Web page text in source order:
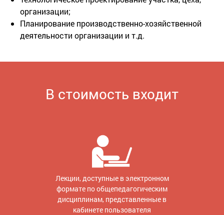
организации;
Планирование производственно-хозяйственной
деятельности организации и т.д.
В стоимость входит
Лекции, доступные в электронном
формате по общепедагогическим
дисциплинам, представленные в
кабинете пользователя